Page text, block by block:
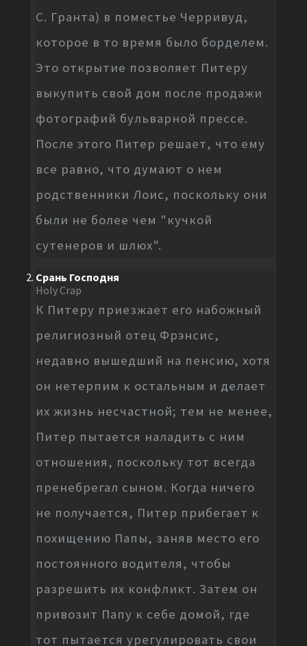
С. Гранта) в поместье Черривуд,
которое в то время было борделем.
Это открытие позволяет Питеру
выкупить свой дом после продажи
фотографий бульварной прессе.
После этого Питер решает, что ему
все равно, что думают о нем
родственники Лоис, поскольку они
были не более чем "кучкой
сутенеров и шлюх".
Срань Господня
Holy Crap
К Питеру приезжает его набожный
религиозный отец Фрэнсис,
недавно вышедший на пенсию, хотя
он нетерпим к остальным и делает
их жизнь несчастной; тем не менее,
Питер пытается наладить с ним
отношения, поскольку тот всегда
пренебрегал сыном. Когда ничего
не получается, Питер прибегает к
похищению Папы, заняв место его
постоянного водителя, чтобы
разрешить их конфликт. Затем он
привозит Папу к себе домой, где
тот пытается урегулировать свои